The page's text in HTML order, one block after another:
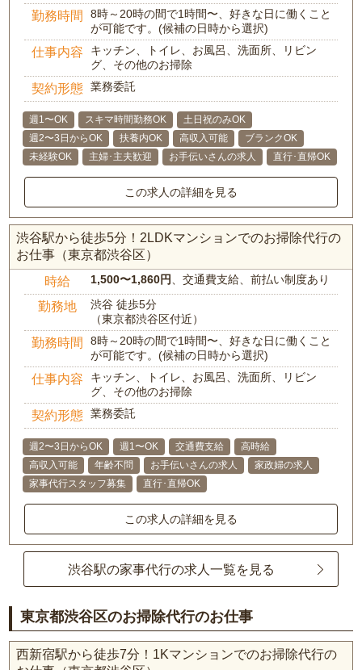
勤務時間
8時～20時の間で1時間〜、好きな日に働くこと
が可能です。(候補の日時から選択)
仕事内容
キッチン、トイレ、お風呂、洗面所、リビン
グ、その他のお掃除
契約形態 業務委託
週1〜OK スキマ時間勤務OK
土日祝のみOK
週2〜3日からOK
扶養内OK 高収入可能
ブランクOK
未経験OK
主婦･主夫歓迎 お手伝いさんの求人 直行･直帰OK
この求人の詳細を見る
渋谷駅から徒歩5分！2LDKマンションでのお掃除代行の
お仕事（東京都渋谷区）
時給 1,500〜1,860円、交通費支給、前払い制度あり
勤務地
渋谷 徒歩5分
（東京都渋谷区付近）
勤務時間
8時～20時の間で1時間〜、好きな日に働くこと
が可能です。(候補の日時から選択)
仕事内容
キッチン、トイレ、お風呂、洗面所、リビン
グ、その他のお掃除
契約形態 業務委託
週2〜3日からOK 週1〜OK 交通費支給
高時給
高収入可能
年齢不問 お手伝いさんの求人
家政婦の求人
家事代行スタッフ募集
直行･直帰OK
この求人の詳細を見る
渋谷駅の家事代行の求人一覧を見る
東京都渋谷区のお掃除代行のお仕事
西新宿駅から徒歩7分！1Kマンションでのお掃除代行の